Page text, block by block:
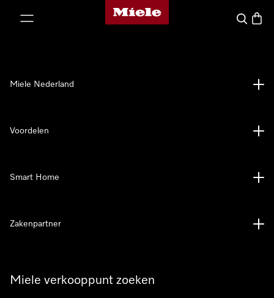
Homepage van Miele
Wat zoek
Miele verkooppunt zoeken
Miele Nederland
Voordelen
Smart Home
Zakenpartner